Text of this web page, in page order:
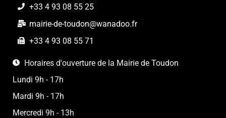
+33 4 93 08 55 25
mairie-de-toudon@wanadoo.fr
+33 4 93 08 55 71
Horaires d'ouverture de la Mairie de Toudon
Lundi 9h - 17h
Mardi 9h - 17h
Mercredi 9h - 13h